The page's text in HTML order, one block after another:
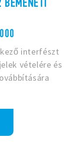
interfészt
vételére és